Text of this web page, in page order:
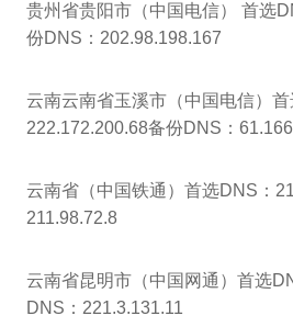
贵州省贵阳市（中国电信） 首选
份DNS：202.98.198.167
云南云南省玉溪市（中国电信）首
222.172.200.68备份DNS：
云南省（中国铁通）首选DNS：
211.98.72.8
云南省昆明市（中国网通）首选
DNS：221.3.131.11